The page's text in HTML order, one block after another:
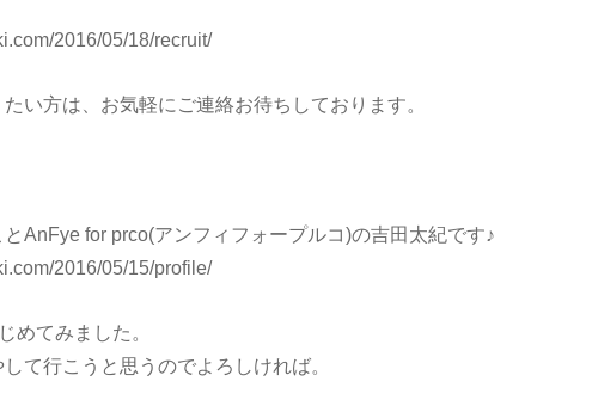
2016/05/18/recruit/
い方は、お気軽にご連絡お待ちしております。
AnFye for prco(アンフィフォープルコ)の吉田太紀です♪
2016/05/15/profile/
めてみました。
て行こうと思うのでよろしければ。